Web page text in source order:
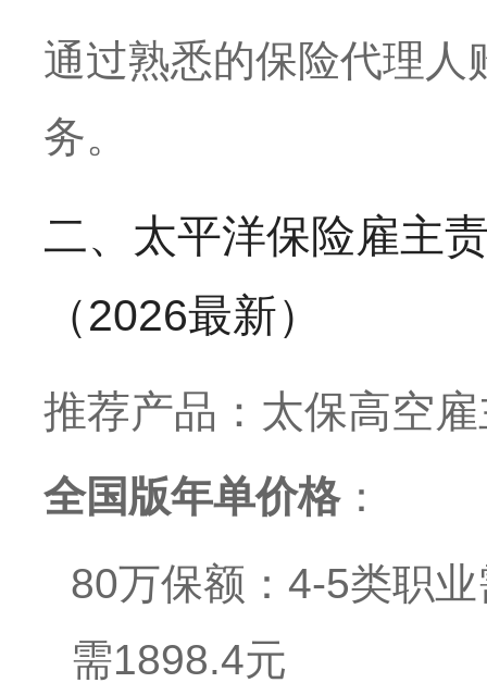
通过熟悉的保险代理人
务。
二、太平洋保险雇主
（2026最新）
推荐产品：太保高空
全国版年单价格：
80万保额：4-5类职
需1898.4元